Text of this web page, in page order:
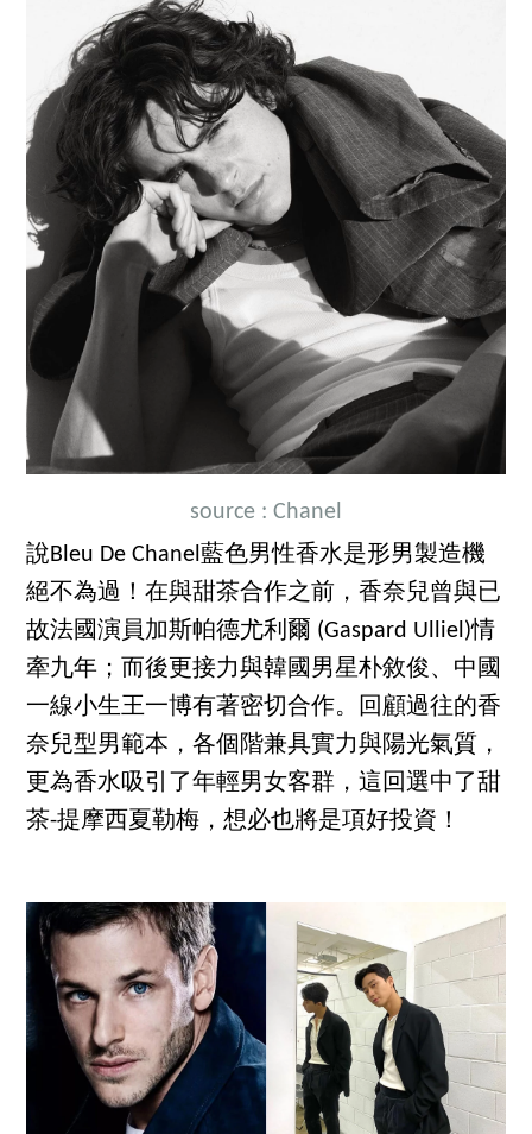
source : Chanel
說Bleu De Chanel藍色男性香水是形男製造機
絕不為過！在與甜茶合作之前，香奈兒曾與已
故法國演員加斯帕德尤利爾 (Gaspard Ulliel)情
牽九年；而後更接力與韓國男星朴敘俊、中國
一線小生王一博有著密切合作。回顧過往的香
奈兒型男範本，各個階兼具實力與陽光氣質，
更為香水吸引了年輕男女客群，這回選中了甜
茶-提摩西夏勒梅，想必也將是項好投資！